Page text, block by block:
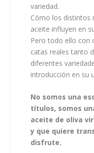
variedad.
Cómo los distintos
aceite influyen en
Pero todo ello con
catas reales tanto
diferentes
introducción en su
No somos una
títulos, somos
aceite de oliva
y que quiere
disfrute.